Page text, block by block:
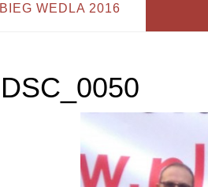
BIEG WEDLA 2016
DSC_0050